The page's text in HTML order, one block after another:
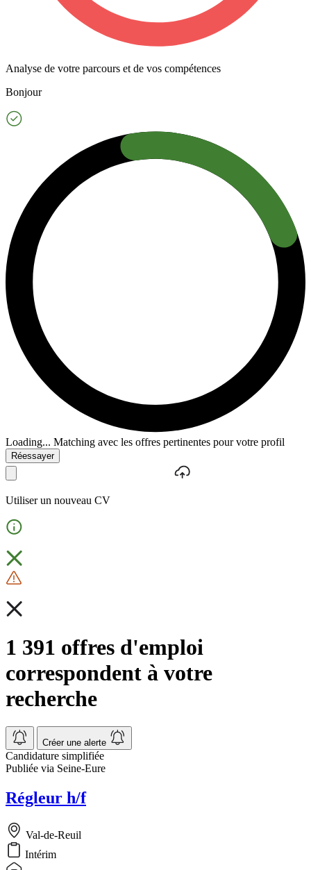
Analyse de votre parcours et de vos compétences
Bonjour
Loading... Matching avec les offres pertinentes pour votre profil
Réessayer
Utiliser un nouveau CV
1 391 offres d'emploi
correspondent à votre
recherche
Créer une alerte
Candidature simplifiée
Publiée via Seine-Eure
Régleur h/f
Val-de-Reuil
Intérim